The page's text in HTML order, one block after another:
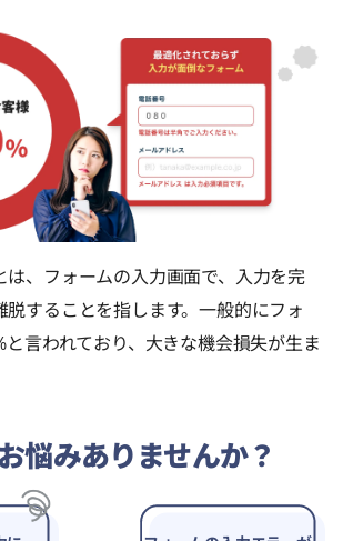
は、フォームの入力画面で、入力を完
脱することを指します。一般的にフォ
と言われており、大きな機会損失が生ま
悩みありませんか？